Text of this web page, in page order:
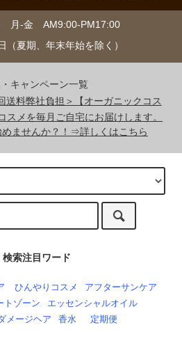
月-金 AM9:00-PM17:00
（夏期、年末年始を除く）
キャンペーン一覧
送料弊社負担＞【オーガニックコス
スメを毎月ご自宅にお届けします。
ませんか？！⇒詳しくはこちら
検索注目ワード
ひんやりコスメ
アフターサンケア
トゾーン
エッセンシャルオイル
メージヘア 香水 定期便